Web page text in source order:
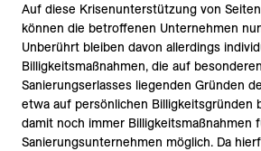
Auf diese Krisenunterstützung von
können die betroffenen Unternehmen
Unberührt bleiben davon allerdings
Billigkeitsmaßnahmen, die auf
Sanierungserlasses liegenden Gründen
etwa auf persönlichen Billigkeitsgründen
damit noch immer Billigkeitsmaßnahmen
Sanierungsunternehmen möglich. Da